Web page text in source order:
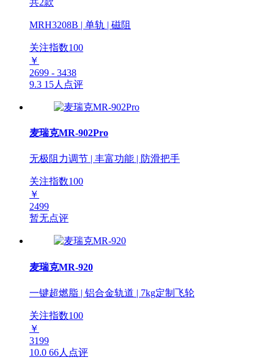
MRH3208B | 单轨 | 磁阻
关注指数100
￥
2699 - 3438
9.3 15人点评
麦瑞克MR-902Pro
无极阻力调节 | 丰富功能 | 防滑把手
关注指数100
￥
2499
暂无点评
麦瑞克MR-920
一键超燃脂 | 铝合金轨道 | 7kg定制飞轮
关注指数100
￥
3199
10.0 66人点评